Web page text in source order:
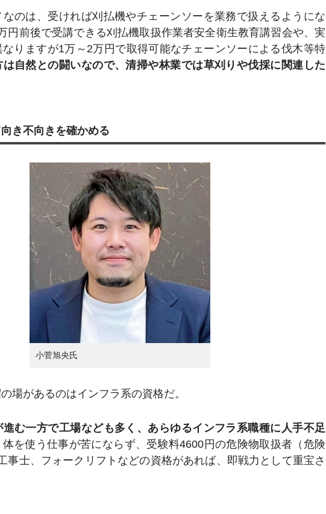
なのは、受ければ刈払機やチェーンソーを業務で扱えるようにな
円前後で受講できる刈払機取扱作業者安全衛生教育講習会や、実
りますが1万～2万円で取得可能なチェーンソーによる伐木等特
は自然との闘いなので、清掃や林業では草刈りや伐採に関連した
き不向きを確かめる
小菅旭央氏
場があるのはインフラ系の資格だ。
む一方で工場なども多く、あらゆるインフラ系職種に人手不足
体を使う仕事が苦にならず、受験料4600円の危険物取扱者（危険
事士、フォークリフトなどの資格があれば、即戦力として重宝さ